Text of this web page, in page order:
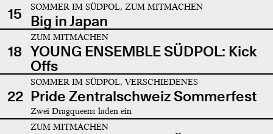
15
SOMMER IM SÜDPOL, ZUM MITMACHEN
Big in Japan
18
ZUM MITMACHEN
YOUNG ENSEMBLE SÜDPOL: Kick
Offs
22
SOMMER IM SÜDPOL, VERSCHIEDENES
Pride Zentralschweiz Sommerfest
Zwei Dragqueens laden ein
ZUM MITMACHEN